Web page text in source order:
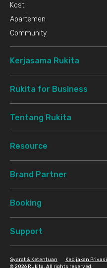
Kost
Apartemen
Community
Kerjasama Rukita
Rukita for Business
Tentang Rukita
Resource
Brand Partner
Booking
Support
© 2026 Rukita. All rights reserved.
Syarat & Ketentuan Kebijakan Privasi